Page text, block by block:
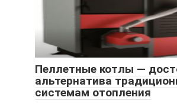
Пеллетные котлы —
альтернатива
системам отопления